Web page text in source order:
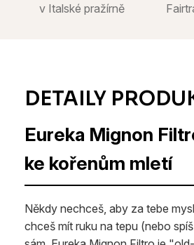
v Italské pražírně
Eureka Mignon
ke kořenům mletí
Někdy nechceš, aby za tebe
chceš mít ruku na tepu (nebo